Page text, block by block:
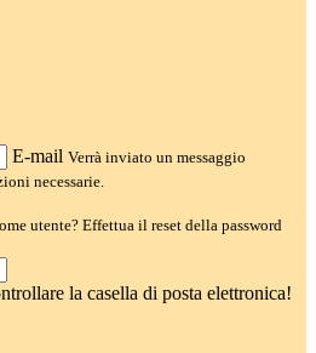
E-mail Verrà inviato un messaggio
necessarie.
utente? Effettua il reset della password
la casella di posta elettronica!